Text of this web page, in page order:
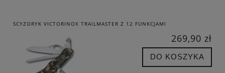
SCYZORYK VICTORINOX TRAILMASTER Z 12 FUNKCJAMI
269,90 zł
DO KOSZYKA